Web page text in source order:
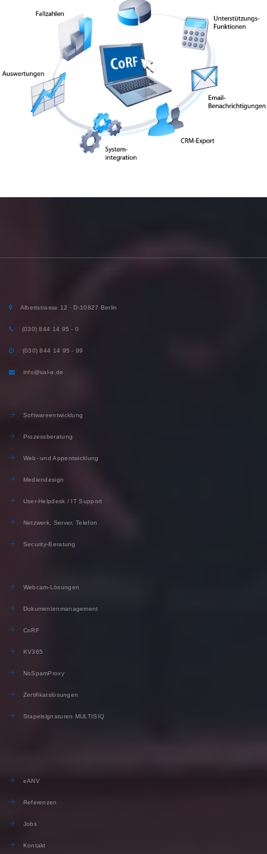
Albertstrasse 12 · D-10827 Berlin
(030) 844 14 95 - 0
(030) 844 14 95 - 99
info@sal-a.de
Softwareentwicklung
Prozessberatung
Web- und Appentwicklung
Mediendesign
User-Helpdesk / IT Support
Netzwerk, Server, Telefon
Security-Beratung
Webcam-Lösungen
Dokumentenmanagement
CoRF
KV365
NoSpamProxy
Zertifikatslösungen
Stapelsignaturen MULTISIQ
eANV
Referenzen
Jobs
Kontakt